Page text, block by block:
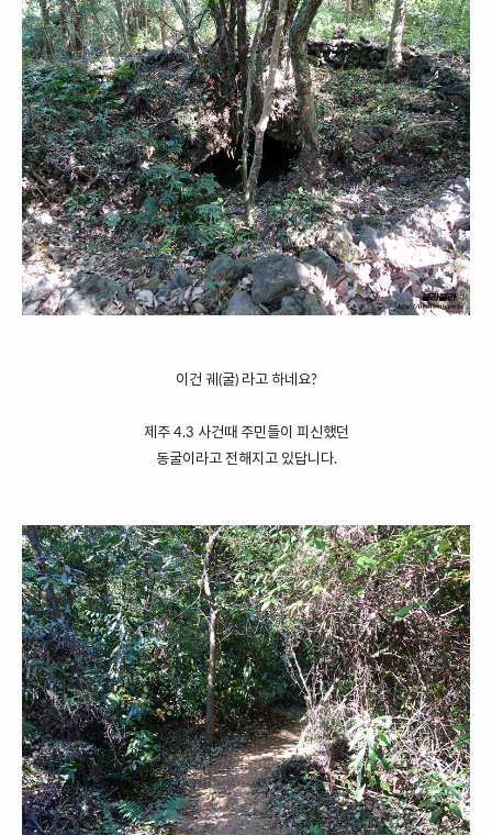
이건 궤(굴) 라고 하네요?
제주 4.3 사건때 주민들이 피신했던
동굴이라고 전해지고 있답니다.